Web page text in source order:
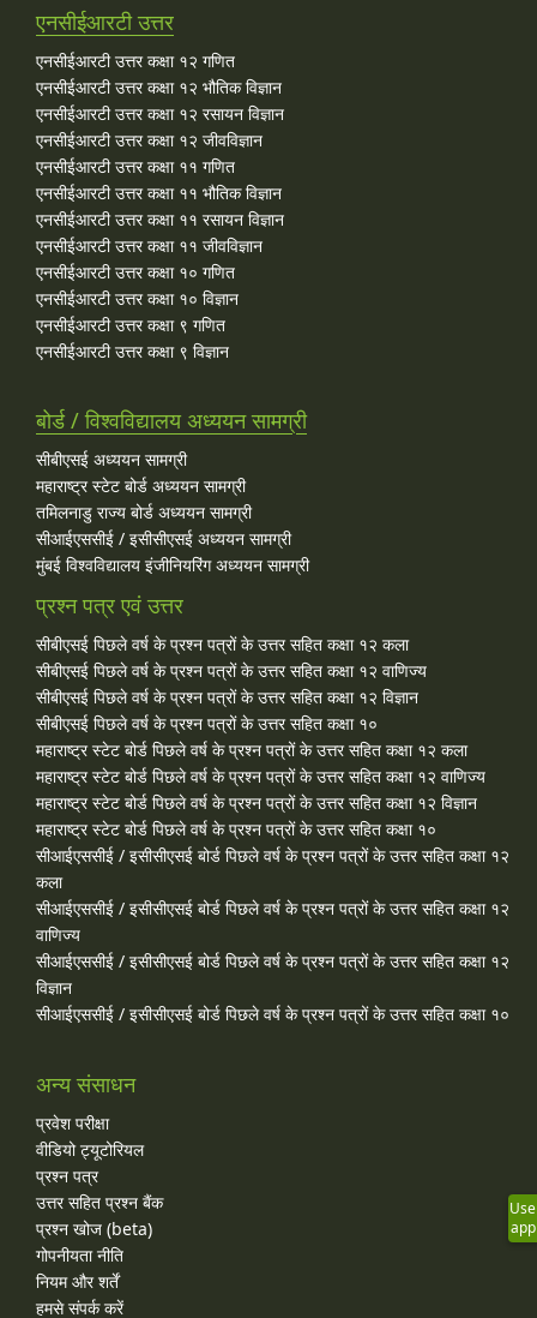
एनसीईआरटी उत्तर
एनसीईआरटी उत्तर कक्षा १२ गणित
एनसीईआरटी उत्तर कक्षा १२ भौतिक विज्ञान
एनसीईआरटी उत्तर कक्षा १२ रसायन विज्ञान
एनसीईआरटी उत्तर कक्षा १२ जीवविज्ञान
एनसीईआरटी उत्तर कक्षा ११ गणित
एनसीईआरटी उत्तर कक्षा ११ भौतिक विज्ञान
एनसीईआरटी उत्तर कक्षा ११ रसायन विज्ञान
एनसीईआरटी उत्तर कक्षा ११ जीवविज्ञान
एनसीईआरटी उत्तर कक्षा १० गणित
एनसीईआरटी उत्तर कक्षा १० विज्ञान
एनसीईआरटी उत्तर कक्षा ९ गणित
एनसीईआरटी उत्तर कक्षा ९ विज्ञान
बोर्ड / विश्वविद्यालय अध्ययन सामग्री
सीबीएसई अध्ययन सामग्री
महाराष्ट्र स्टेट बोर्ड अध्ययन सामग्री
तमिलनाडु राज्य बोर्ड अध्ययन सामग्री
सीआईएससीई / इसीसीएसई अध्ययन सामग्री
मुंबई विश्वविद्यालय इंजीनियरिंग अध्ययन सामग्री
प्रश्न पत्र एवं उत्तर
सीबीएसई पिछले वर्ष के प्रश्न पत्रों के उत्तर सहित कक्षा १२ कला
सीबीएसई पिछले वर्ष के प्रश्न पत्रों के उत्तर सहित कक्षा १२ वाणिज्य
सीबीएसई पिछले वर्ष के प्रश्न पत्रों के उत्तर सहित कक्षा १२ विज्ञान
सीबीएसई पिछले वर्ष के प्रश्न पत्रों के उत्तर सहित कक्षा १०
महाराष्ट्र स्टेट बोर्ड पिछले वर्ष के प्रश्न पत्रों के उत्तर सहित कक्षा १२ कला
महाराष्ट्र स्टेट बोर्ड पिछले वर्ष के प्रश्न पत्रों के उत्तर सहित कक्षा १२ वाणिज्य
महाराष्ट्र स्टेट बोर्ड पिछले वर्ष के प्रश्न पत्रों के उत्तर सहित कक्षा १२ विज्ञान
महाराष्ट्र स्टेट बोर्ड पिछले वर्ष के प्रश्न पत्रों के उत्तर सहित कक्षा १०
सीआईएससीई / इसीसीएसई बोर्ड पिछले वर्ष के प्रश्न पत्रों के उत्तर सहित कक्षा १२
कला
सीआईएससीई / इसीसीएसई बोर्ड पिछले वर्ष के प्रश्न पत्रों के उत्तर सहित कक्षा १२
वाणिज्य
सीआईएससीई / इसीसीएसई बोर्ड पिछले वर्ष के प्रश्न पत्रों के उत्तर सहित कक्षा १२
विज्ञान
सीआईएससीई / इसीसीएसई बोर्ड पिछले वर्ष के प्रश्न पत्रों के उत्तर सहित कक्षा १०
अन्य संसाधन
प्रवेश परीक्षा
वीडियो ट्यूटोरियल
प्रश्न पत्र
उत्तर सहित प्रश्न बैंक
प्रश्न खोज (beta)
गोपनीयता नीति
नियम और शर्तें
हमसे संपर्क करें
Use
app